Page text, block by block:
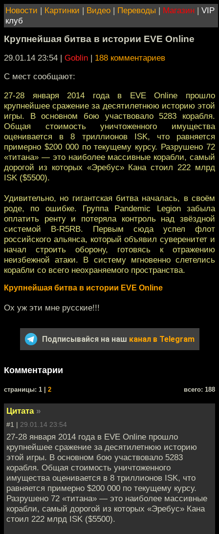
Новости | Картинки | Видео | Переводы | Магазин | VIP
клуб
Крупнейшая битва в истории EVE Online
29.01.14 23:54 | Goblin | 188 комментариев
С мест сообщают:
27-28 января 2014 года в EVE Online прошло
крупнейшее сражение за десятилетнюю историю этой
игры. В основном бою участвовало 5283 корабля.
Общая стоимость уничтоженного имущества
оценивается в 8 триллионов ISK, что равняется
примерно $200 000 по текущему курсу. Разрушено 72
«титана» — это наиболее массивные корабли, самый
дорогой из которых «Эребус» Кана стоил 222 млрд
ISK ($5500).
Удивительно, но гигантская битва началась, в своём
роде, по ошибке. Группа Pandemic Legion забыла
оплатить ренту и потеряла контроль над звёздной
системой B-R5RB. Первым сюда успел флот
российского альянса, который объявил суверенитет и
начал строить оборону, готовясь к отражению
неизбежной атаки. В систему мгновенно слетелись
корабли со всего неохраняемого пространства.
Крупнейшая битва в истории EVE Online
Ох уж эти мне русские!!!
Подписывайся на наш канал в Telegram
Комментарии
cтраницы: 1 | 2 всего: 188
Цитата »
#1 | 29.01.14 23:54
27-28 января 2014 года в EVE Online прошло
крупнейшее сражение за десятилетнюю историю
этой игры. В основном бою участвовало 5283
корабля. Общая стоимость уничтоженного
имущества оценивается в 8 триллионов ISK, что
равняется примерно $200 000 по текущему курсу.
Разрушено 72 «титана» — это наиболее массивные
корабли, самый дорогой из которых «Эребус» Кана
стоил 222 млрд ISK ($5500).